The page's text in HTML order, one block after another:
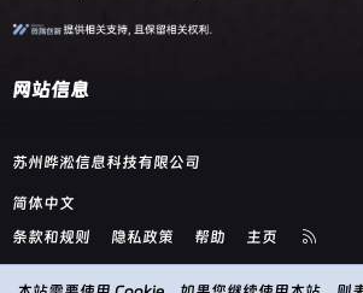
网站信息
苏州晔淞信息科技有限公司
简体中文
条款和规则
隐私政策 帮助 主页
R
S